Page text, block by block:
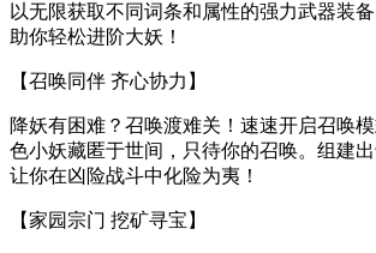
以无限获取不同词条和属性的强力武器装
助你轻松进阶大妖！
【召唤同伴 齐心协力】
降妖有困难？召唤渡难关！速速开启召唤
色小妖藏匿于世间，只待你的召唤。组建
让你在凶险战斗中化险为夷！
【家园宗门 挖矿寻宝】